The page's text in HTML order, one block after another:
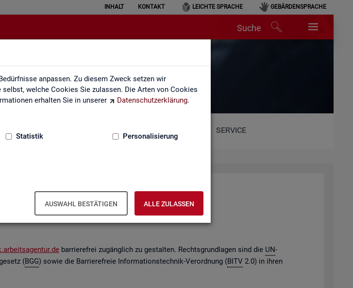
anpassen. Zu diesem Zweck setzen wir
welche Cookies Sie zulassen. Die Arten von Cookies
erhalten Sie in unserer
Datenschutzerklärung.
Statistik Personalisierung
AUSWAHL BESTÄTIGEN ALLE ZULASSEN
INHALT KONTAKT LEICHTE SPRACHE GEBÄRDENSPRACHE
Suche
Barrierefreiheit
SERVICE
zur Bar­rie­re­frei­heit
sta­tis­tik.ar­beits­agen­tur.de ver­öf­fent­lich­ten Web­sei­ten.
bar­rie­re­frei zu­gäng­lich zu ge­stal­ten. Rechts­grund­la­gen sind die UN-
(BGG) sowie die Bar­rie­re­freie In­for­ma­ti­ons­tech­nik-Ver­ord­nung (BITV 2.0) in ihren